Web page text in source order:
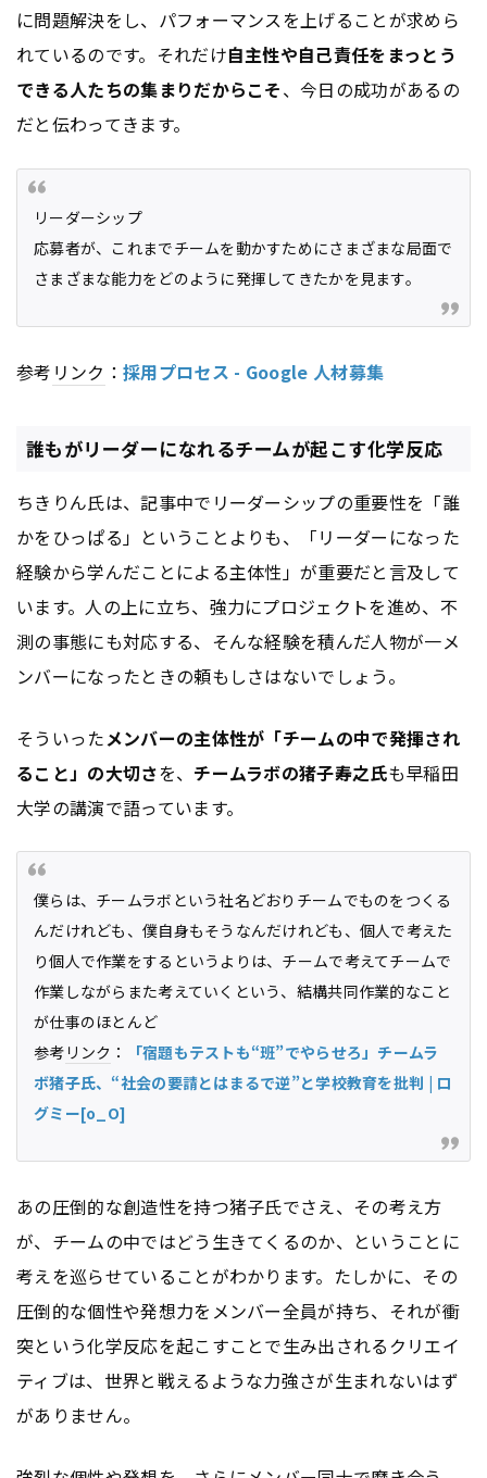
に問題解決をし、パフォーマンスを上げることが求めら
れているのです。それだけ自主性や自己責任をまっとう
できる人たちの集まりだからこそ、今日の成功があるの
だと伝わってきます。
リーダーシップ
応募者が、これまでチームを動かすためにさまざまな局面で
さまざまな能力をどのように発揮してきたかを見ます。
参考 リンク ： 採用プロセス - Google 人材募集
誰もがリーダーになれるチームが起こす化学反応
ちきりん氏は、記事中でリーダーシップの重要性を「誰
かをひっぱる」ということよりも、「リーダーになった
経験から学んだことによる主体性」が重要だと言及して
います。人の上に立ち、強力にプロジェクトを進め、不
測の事態にも対応する、そんな経験を積んだ人物が一メ
ンバーになったときの頼もしさはないでしょう。
そういったメンバーの主体性が「チームの中で発揮され
ること」の大切さを、 チームラボの猪子寿之氏も早稲田
大学の講演で語っています。
僕らは、チームラボという社名どおりチームでものをつくる
んだけれども、僕自身もそうなんだけれども、個人で考えた
り個人で作業をするというよりは、チームで考えてチームで
作業しながらまた考えていくという、結構共同作業的なこと
が仕事のほとんど
参考 リンク ：
「宿題もテストも“班”でやらせろ」チームラ
ボ猪子氏、“社会の要請とはまるで逆”と学校教育を批判 | ロ
グミー[o_O]
あの圧倒的な創造性を持つ猪子氏でさえ、その考え方
が、チームの中ではどう生きてくるのか、ということに
考えを巡らせていることがわかります。たしかに、その
圧倒的な個性や発想力をメンバー全員が持ち、それが衝
突という化学反応を起こすことで生み出されるクリエイ
ティブは、世界と戦えるような力強さが生まれないはず
がありません。